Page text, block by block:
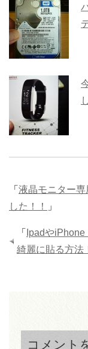
「 液晶モニター
した！！
」
「
Ipadや
綺麗に貼る方法
コメント